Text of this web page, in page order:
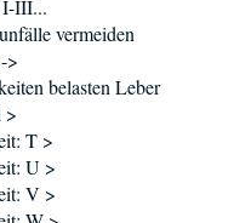
I-III...
vermeiden
>
belasten Leber
>
T >
U >
V >